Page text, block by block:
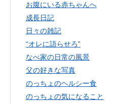
お腹にいる赤ちゃんへ
成長日記
日々の雑記
“オレに語らせろ”
なべ家の日常の風景
父の好きな写真
のっちょのヘルシー食
のっちょの気になること